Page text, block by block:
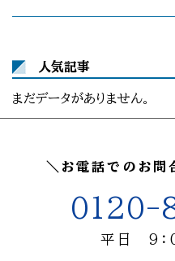
人気記事
まだデータがありません。
＼お電話でのお問
0120-
平日 9：